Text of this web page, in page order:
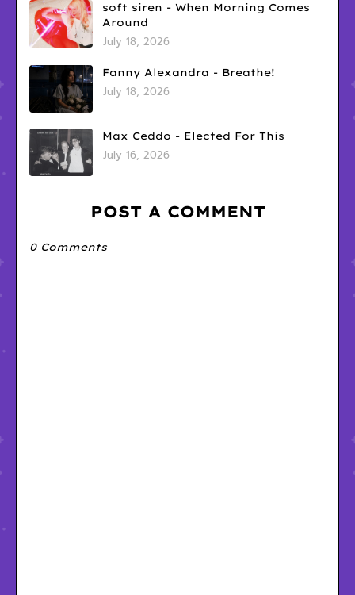
soft siren - When Morning Comes
Around
July 18, 2026
Fanny Alexandra - Breathe!
July 18, 2026
Max Ceddo - Elected For This
July 16, 2026
POST A COMMENT
0 Comments